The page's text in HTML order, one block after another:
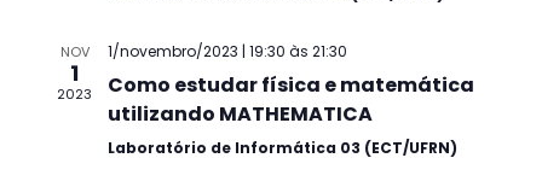
NOV
1
2023
1/novembro/2023 | 19:30 às 21:30
Como estudar física e matemática
utilizando MATHEMATICA
Laboratório de Informática 03 (ECT/UFRN)